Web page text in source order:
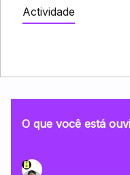
Actividade
O que você está